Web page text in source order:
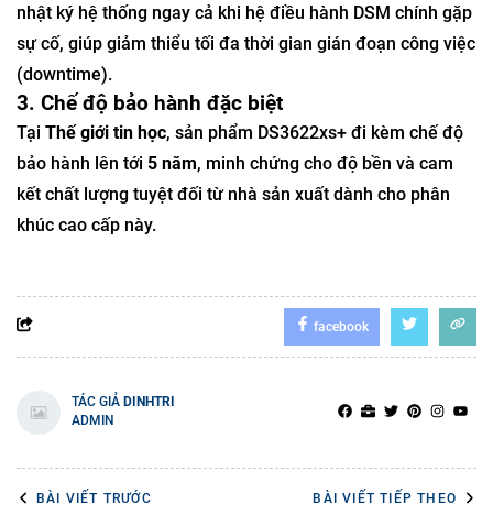
nhật ký hệ thống ngay cả khi hệ điều hành DSM chính gặp
sự cố, giúp giảm thiểu tối đa thời gian gián đoạn công việc
(downtime).
3. Chế độ bảo hành đặc biệt
Tại Thế giới tin học, sản phẩm DS3622xs+ đi kèm chế độ
bảo hành lên tới 5 năm, minh chứng cho độ bền và cam
kết chất lượng tuyệt đối từ nhà sản xuất dành cho phân
khúc cao cấp này.
facebook
TÁC GIẢ DINHTRI
ADMIN
BÀI VIẾT TRƯỚC BÀI VIẾT TIẾP THEO